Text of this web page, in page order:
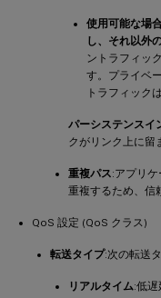
使用可能な場
し、それ以外
ントラフィッ
す。プライベ
トラフィック
パーシステンスイ
クがリンク上に留
重複パス:アプリ
重複するため、信
QoS 設定 (QoS クラス)
転送タイプ:次の転送
リアルタイム:低